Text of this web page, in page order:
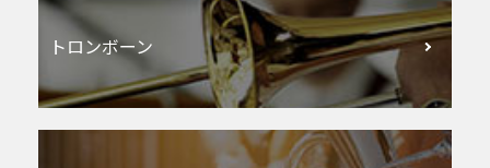
トロンボーン